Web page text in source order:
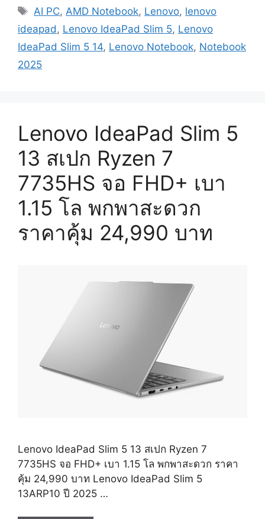
Tags
AI PC, AMD Notebook, Lenovo, lenovo
ideapad , Lenovo IdeaPad Slim 5, Lenovo
IdeaPad Slim 5 14, Lenovo Notebook, Notebook
2025
Lenovo IdeaPad Slim 5
13 สเปก Ryzen 7
7735HS จอ FHD+ เบา
1.15 โล พกพาสะดวก
ราคาคุ้ม 24,990 บาท
Lenovo IdeaPad Slim 5 13 สเปก Ryzen 7
7735HS จอ FHD+ เบา 1.15 โล พกพาสะดวก ราคา
คุ้ม 24,990 บาท Lenovo IdeaPad Slim 5
13ARP10 ปี 2025 …